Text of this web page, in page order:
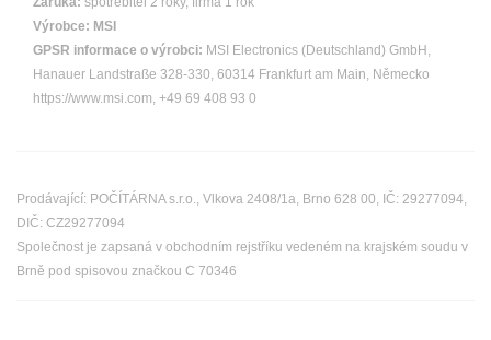
Výrobce: MSI
GPSR informace o výrobci: MSI Electronics (Deutschland) GmbH,
Hanauer Landstraße 328-330, 60314 Frankfurt am Main, Německo
https://www.msi.com, +49 69 408 93 0
Prodávající: POČÍTÁRNA s.r.o., Vlkova 2408/1a, Brno 628 00, IČ: 29277094,
DIČ: CZ29277094
Společnost je zapsaná v obchodním rejstříku vedeném na krajském soudu v
Brně pod spisovou značkou C 70346